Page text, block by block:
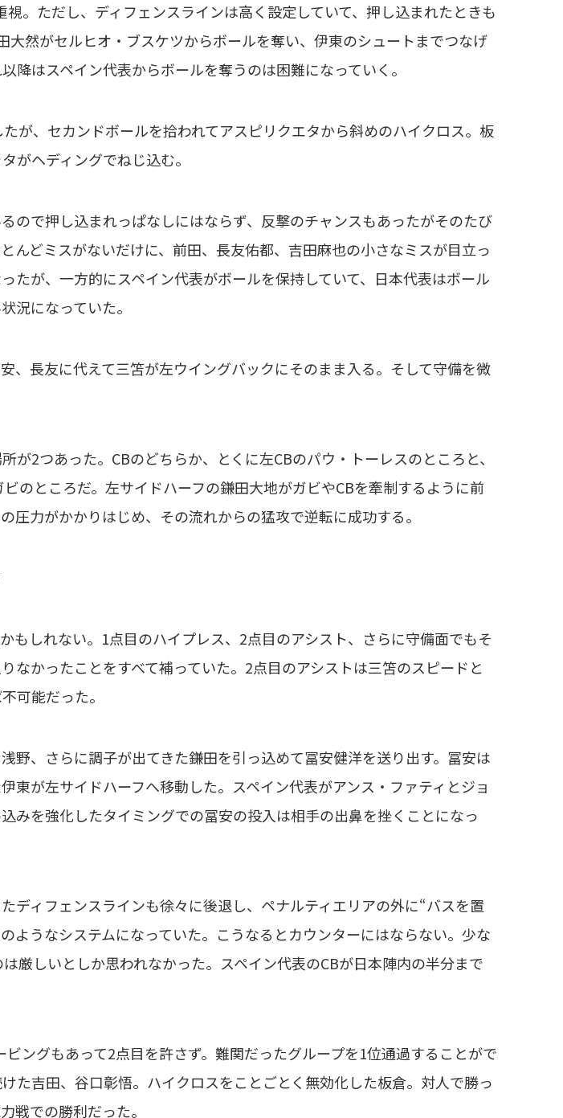
。ただし、ディフェンスラインは高く設定していて、押し込まれたときも
大然がセルヒオ・ブスケツからボールを奪い、伊東のシュートまでつなげ
降はスペイン代表からボールを奪うのは困難になっていく。
が、セカンドボールを拾われてアスピリクエタから斜めのハイクロス。板
がヘディングでねじ込む。
ので押し込まれっぱなしにはならず、反撃のチャンスもあったがそのたび
んどミスがないだけに、前田、長友佑都、吉田麻也の小さなミスが目立っ
たが、一方的にスペイン代表がボールを保持していて、日本代表はボール
況になっていた。
、長友に代えて三笘が左ウイングバックにそのまま入る。そして守備を微
2つあった。CBのどちらか、とくに左CBのパウ・トーレスのところと、
のところだ。左サイドハーフの鎌田大地がガビやCBを牽制するように前
圧力がかかりはじめ、その流れからの猛攻で逆転に成功する。
もしれない。1点目のハイプレス、2点目のアシスト、さらに守備面でもそ
なかったことをすべて補っていた。2点目のアシストは三笘のスピードと
可能だった。
野、さらに調子が出てきた鎌田を引っ込めて冨安健洋を送り出す。冨安は
東が左サイドハーフへ移動した。スペイン代表がアンス・ファティとジョ
みを強化したタイミングでの冨安の投入は相手の出鼻を挫くことになっ
ディフェンスラインも徐々に後退し、ペナルティエリアの外に“バスを置
ようなシステムになっていた。こうなるとカウンターにはならない。少な
厳しいとしか思われなかった。スペイン代表のCBが日本陣内の半分まで
ングもあって2点目を許さず。難関だったグループを1位通過することがで
た吉田、谷口彰悟。ハイクロスをことごとく無効化した板倉。対人で勝っ
戦での勝利だった。